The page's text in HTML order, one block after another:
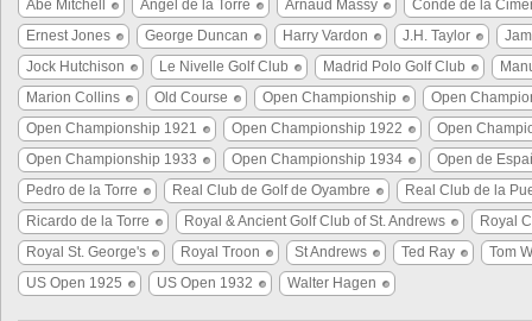
Abe Mitchell Ángel de la Torre Arnaud Massy
Conde de la
Ernest Jones
George Duncan Harry Vardon J.H. Taylor
Jock Hutchison
Le Nivelle Golf Club Madrid Polo Golf Club
Marion Collins
Old Course Open Championship
Open
Open Championship 1921
Open Championship 1922
Open
Open Championship 1933
Open Championship 1934
Open de
Pedro de la Torre
Real Club de Golf de Oyambre
Real Club de la
Ricardo de la Torre
Royal & Ancient Golf Club of St. Andrews
Royal
Royal St. George's
Royal Troon St Andrews Ted Ray
Tom
US Open 1925
US Open 1932 Walter Hagen